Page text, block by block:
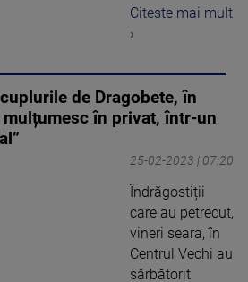
Citeste mai mult
›
de Dragobete, în
mulțumesc în privat, într-un
25-02-2023 | 07:20
Îndrăgostiții
care au petrecut,
vineri seara, în
Centrul Vechi au
sărbătorit